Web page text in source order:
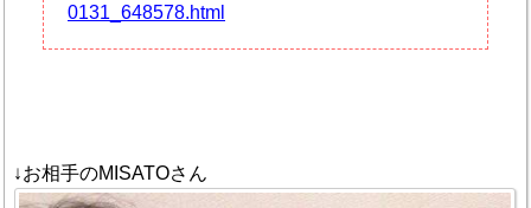
0131_648578.html
↓お相手のMISATOさん